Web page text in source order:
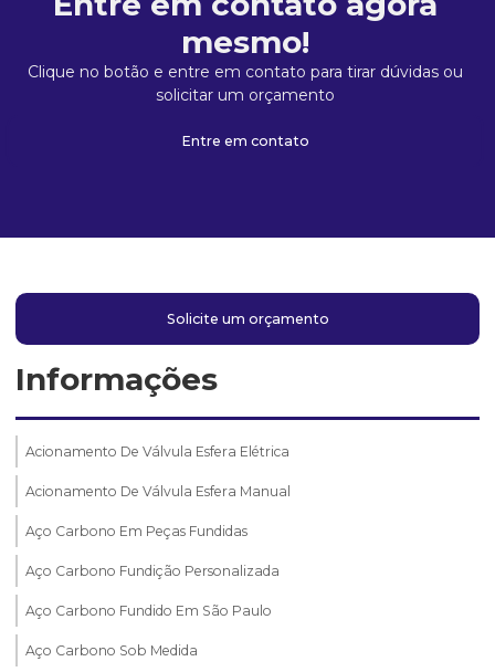
mesmo!
Clique no botão e entre em contato para tirar dúvidas ou
solicitar um orçamento
Entre em contato
Solicite um orçamento
Informações
Acionamento De Válvula Esfera Elétrica
Acionamento De Válvula Esfera Manual
Aço Carbono Em Peças Fundidas
Aço Carbono Fundição Personalizada
Aço Carbono Fundido Em São Paulo
Aço Carbono Sob Medida